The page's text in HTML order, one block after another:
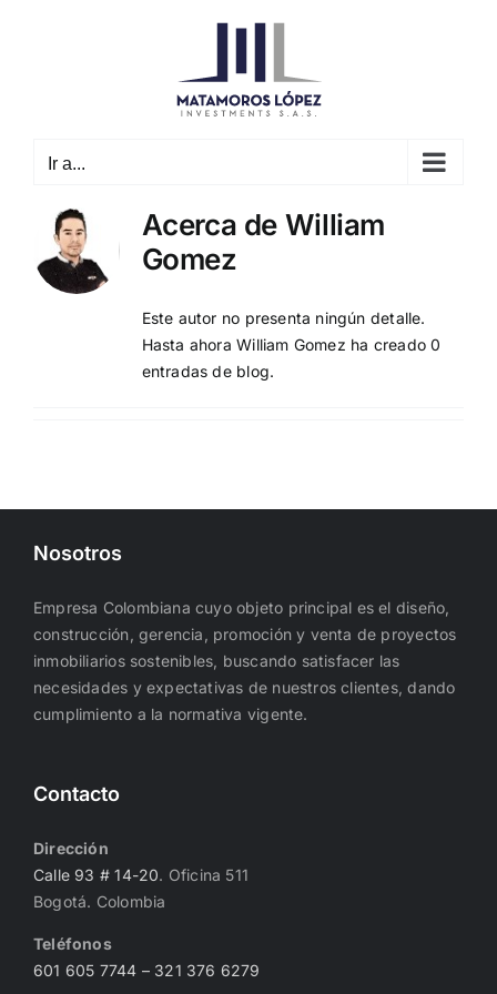
Ir a...
Acerca de William
Gomez
Este autor no presenta ningún detalle.
Hasta ahora William Gomez ha creado 0
entradas de blog.
Nosotros
Empresa Colombiana cuyo objeto principal es el diseño,
construcción, gerencia, promoción y venta de proyectos
inmobiliarios sostenibles, buscando satisfacer las
necesidades y expectativas de nuestros clientes, dando
cumplimiento a la normativa vigente.
Contacto
Dirección
Calle 93 # 14-20. Oficina 511
Bogotá. Colombia
Teléfonos
601 605 7744 – 321 376 6279